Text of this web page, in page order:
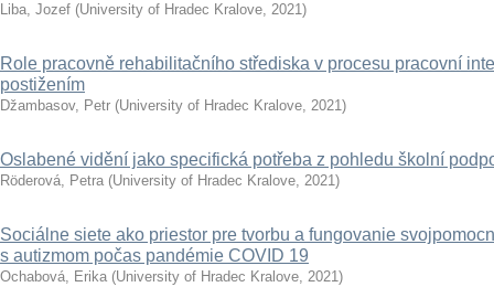
Liba, Jozef (University of Hradec Kralove, 2021)
Role pracovně rehabilitačního střediska v procesu pracovní
postižením
Džambasov, Petr (University of Hradec Kralove, 2021)
Oslabené vidění jako specifická potřeba z pohledu školní
Röderová, Petra (University of Hradec Kralove, 2021)
Sociálne siete ako priestor pre tvorbu a fungovanie
s autizmom počas pandémie COVID 19
Ochabová, Erika (University of Hradec Kralove, 2021)